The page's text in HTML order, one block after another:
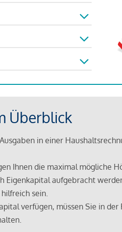
Überblick
in einer
Ihnen die maximal mögliche
Eigenkapital aufgebracht
sein.
verfügen, müssen Sie in